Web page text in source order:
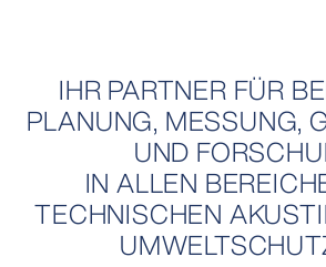
IHR PARTNER FÜR
PLANUNG, MESSUNG,
UND
IN ALLEN
TECHNISCHEN